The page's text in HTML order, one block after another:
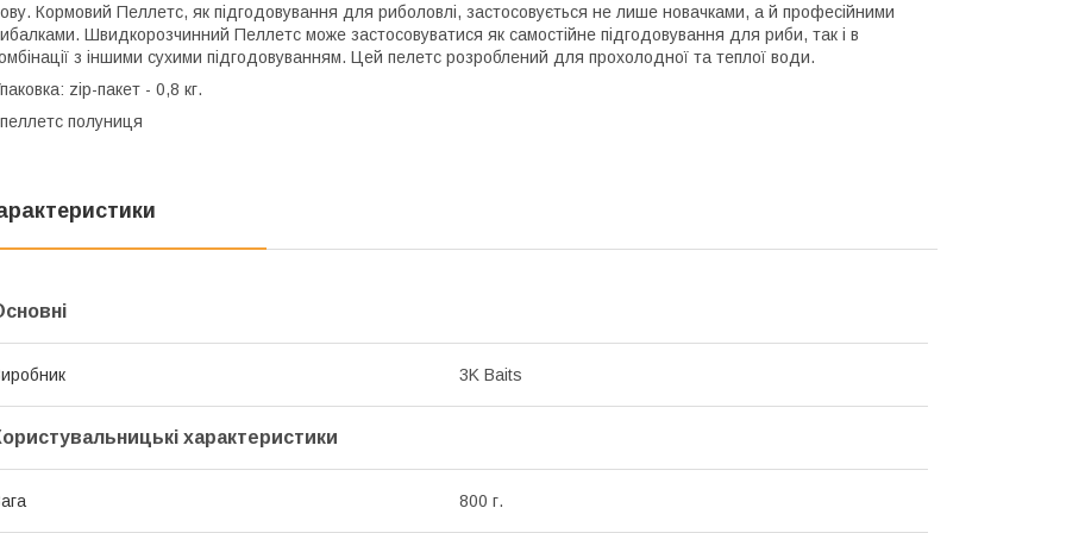
Кормовий Пеллетс, як підгодовування для риболовлі, застосовується не лише новачками, а й професійними
Швидкорозчинний Пеллетс може застосовуватися як самостійне підгодовування для риби, так і в
з іншими сухими підгодовуванням. Цей пелетс розроблений для прохолодної та теплої води.
zip-пакет - 0,8 кг.
полуниця
3K Baits
характеристики
800 г.